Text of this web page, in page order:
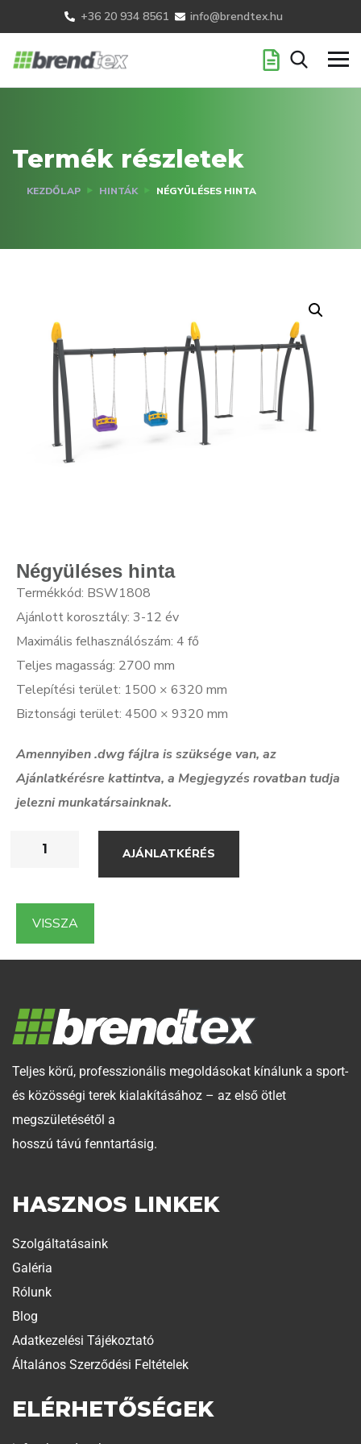
+36 20 934 8561 info@brendtex.hu
Termék részletek
KEZDŐLAP HINTÁK NÉGYÜLÉSES HINTA
Négyüléses hinta
Termékkód: BSW1808
Ajánlott korosztály: 3-12 év
Maximális felhasználószám: 4 fő
Teljes magasság: 2700 mm
Telepítési terület: 1500 × 6320 mm
Biztonsági terület: 4500 × 9320 mm
Amennyiben .dwg fájlra is szüksége van, az
Ajánlatkérésre kattintva, a Megjegyzés rovatban tudja
jelezni munkatársainknak.
AJÁNLATKÉRÉS
VISSZA
Teljes körű, professzionális megoldásokat kínálunk a sport-
és közösségi terek kialakításához – az első ötlet
megszületésétől a
hosszú távú fenntartásig.
HASZNOS LINKEK
Szolgáltatásaink
Galéria
Rólunk
Blog
Adatkezelési Tájékoztató
Általános Szerződési Feltételek
ELÉRHETŐSÉGEK